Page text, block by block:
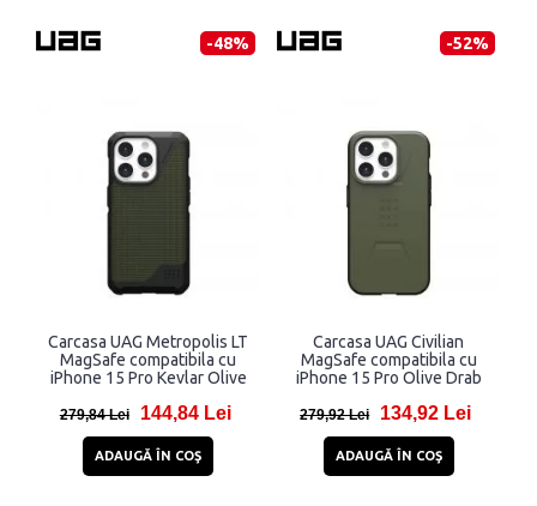
-48%
Carcasa UAG Metropolis LT
MagSafe compatibila cu
iPhone 15 Pro Kevlar Olive
279,84 Lei 144,84 Lei
ADAUGĂ ÎN COŞ
-52%
Carcasa UAG Civilian
MagSafe compatibila cu
iPhone 15 Pro Olive Drab
279,92 Lei 134,92 Lei
ADAUGĂ ÎN COŞ